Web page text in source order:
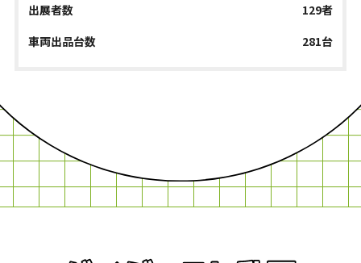
出展者数
129者
車両出品台数
281台